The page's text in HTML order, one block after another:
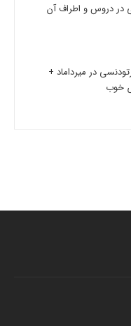
دروس و اطراف آن
در میرداماد +
خوب